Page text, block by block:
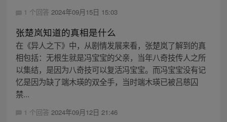
1 个回答 2024年09月15日 15:03
张楚岚知道的真相是什么
在《异人之下》中，从剧情发展来看，张楚岚了解到的真
相包括：无根生就是冯宝宝的父亲，当年八奇技传人之所
以集结，是因为八奇技可以复活冯宝宝。而冯宝宝没有记
忆是因为缺了端木瑛的双全手，当时端木瑛已被吕慈囚
禁...
1 个回答 2024年09月12日 21:46